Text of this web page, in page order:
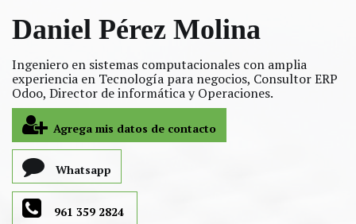
Daniel Pérez Molina
Ingeniero en sistemas computacionales con amplia
experiencia en Tecnología para negocios, Consultor ERP
Odoo, Director de informática y Operaciones.
Agrega mis datos de contacto
Whatsapp
961 359 2824